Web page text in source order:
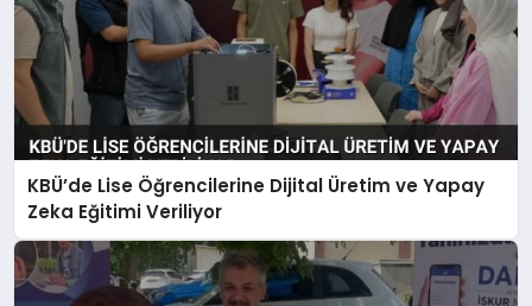
KBÜ’de Lise Öğrencilerine Dijital Üretim ve Yapay
Zeka Eğitimi Veriliyor